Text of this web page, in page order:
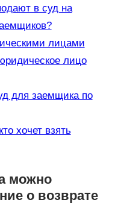
в суд на
лицами
лицо
для заемщика по
хочет взять
можно
о возврате